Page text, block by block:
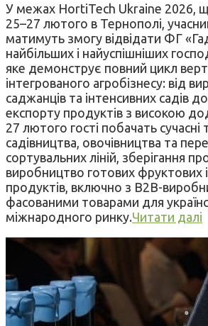
У межах HortiTech Ukraine 2026,
25–27 лютого в Тернополі,
матимуть змогу відвідати ФГ
найбільших і найуспішніших
яке демонструє повний цикл
інтегрованого агробізнесу: від
саджанців та інтенсивних садів
експорту продуктів з високою
27 лютого гості побачать сучасні
садівництва, овочівництва та
сортувальних ліній, зберігання
виробництво готових фруктових
продуктів, включно з B2B-
фасованими товарами для
міжнародного ринку.Читати далі